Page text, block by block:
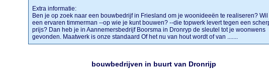
Extra informatie:
Ben je op zoek naar een bouwbedrijf in Friesland om je woonideeën te realiseren? Wil
een ervaren timmerman --op wie je kunt bouwen? --die topwerk levert tegen een
prijs? Dan heb je in Aannemersbedrijf Boorsma in Dronryp de sleutel tot je woonwens
gevonden. Maatwerk is onze standaard Of het nu van hout wordt of van .......
bouwbedrijven in buurt van Dronrijp